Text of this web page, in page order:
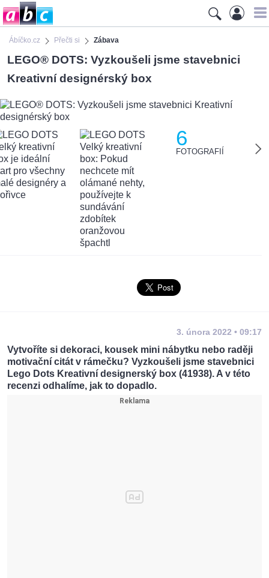
Ábíčko.cz Přečti si Zábava
LEGO® DOTS: Vyzkoušeli jsme stavebnici
Kreativní designérský box
6
FOTOGRAFIÍ
3. února 2022 • 09:17
Vytvoříte si dekoraci, kousek mini nábytku nebo raději
motivační citát v rámečku? Vyzkoušeli jsme stavebnici
Lego Dots Kreativní designerský box (41938). A v této
recenzi odhalíme, jak to dopadlo.